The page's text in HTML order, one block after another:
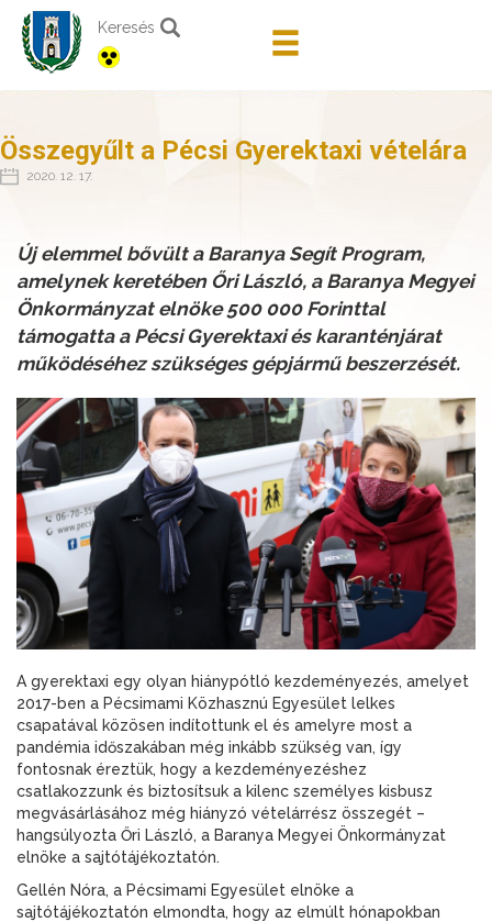
Keresés
Összegyűlt a Pécsi Gyerektaxi vételára
2020. 12. 17.
Új elemmel bővült a Baranya Segít Program,
amelynek keretében Őri László, a Baranya Megyei
Önkormányzat elnöke 500 000 Forinttal
támogatta a Pécsi Gyerektaxi és karanténjárat
működéséhez szükséges gépjármű beszerzését.
A gyerektaxi egy olyan hiánypótló kezdeményezés, amelyet
2017-ben a Pécsimami Közhasznú Egyesület lelkes
csapatával közösen indítottunk el és amelyre most a
pandémia időszakában még inkább szükség van, így
fontosnak éreztük, hogy a kezdeményezéshez
csatlakozzunk és biztosítsuk a kilenc személyes kisbusz
megvásárlásához még hiányzó vételárrész összegét –
hangsúlyozta Őri László, a Baranya Megyei Önkormányzat
elnöke a sajtótájékoztatón.
Gellén Nóra, a Pécsimami Egyesület elnöke a
sajtótájékoztatón elmondta, hogy az elmúlt hónapokban